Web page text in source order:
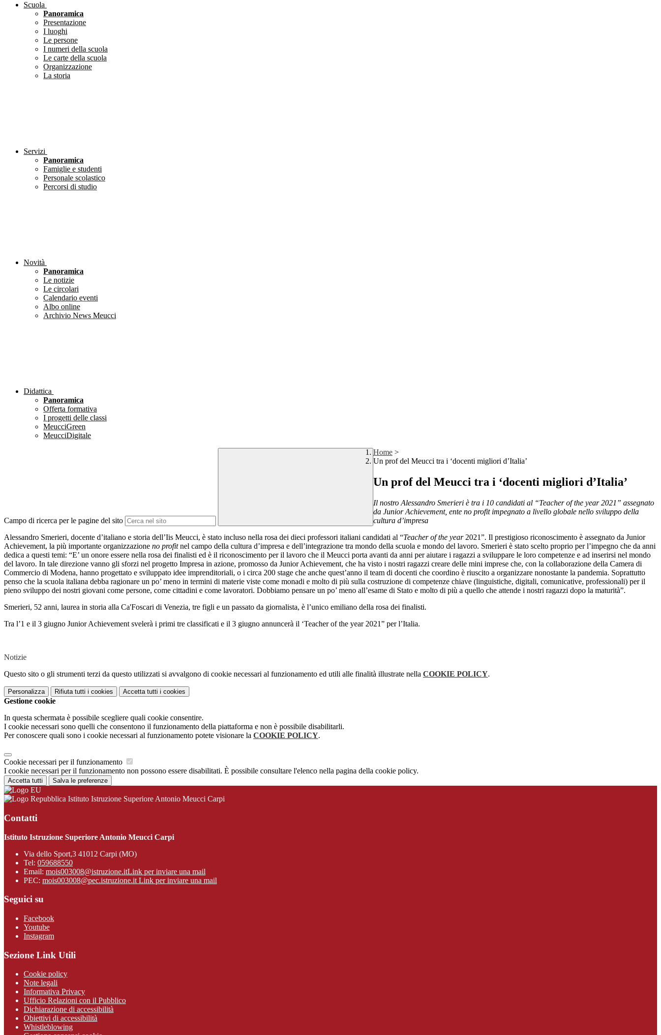
Scuola
Panoramica
Presentazione
I luoghi
Le persone
I numeri della scuola
Le carte della scuola
Organizzazione
La storia
Servizi
Panoramica
Famiglie e studenti
Personale scolastico
Percorsi di studio
Novità
Panoramica
Le notizie
Le circolari
Calendario eventi
Albo online
Archivio News Meucci
Didattica
Panoramica
Offerta formativa
I progetti delle classi
MeucciGreen
MeucciDigitale
Campo di ricerca per le pagine del sito
Home >
Un prof del Meucci tra i ‘docenti migliori d’Italia’
Un prof del Meucci tra i ‘docenti migliori d’Italia’
Il nostro Alessandro Smerieri è tra i 10 candidati al “Teacher of the year 2021” assegnato
da Junior Achievement, ente no profit impegnato a livello globale nello sviluppo della
cultura d’impresa
Alessandro Smerieri, docente d’italiano e storia dell’Iis Meucci, è stato incluso nella rosa dei dieci professori italiani candidati al “Teacher of the year 2021”. Il prestigioso riconoscimento è assegnato da Junior
Achievement, la più importante organizzazione no profit nel campo della cultura d’impresa e dell’integrazione tra mondo della scuola e mondo del lavoro. Smerieri è stato scelto proprio per l’impegno che da anni
dedica a questi temi: “E’ un onore essere nella rosa dei finalisti ed è il riconoscimento per il lavoro che il Meucci porta avanti da anni per aiutare i ragazzi a sviluppare le loro competenze e ad inserirsi nel mondo
del lavoro. In tale direzione vanno gli sforzi nel progetto Impresa in azione, promosso da Junior Achievement, che ha visto i nostri ragazzi creare delle mini imprese che, con la collaborazione della Camera di
Commercio di Modena, hanno progettato e sviluppato idee imprenditoriali, o i circa 200 stage che anche quest’anno il team di docenti che coordino è riuscito a organizzare nonostante la pandemia. Soprattutto
penso che la scuola italiana debba ragionare un po’ meno in termini di materie viste come monadi e molto di più sulla costruzione di competenze chiave (linguistiche, digitali, comunicative, professionali) per il
pieno sviluppo dei nostri giovani come persone, come cittadini e come lavoratori. Dobbiamo pensare un po’ meno all’esame di Stato e molto di più a quello che attende i nostri ragazzi dopo la maturità”.
Smerieri, 52 anni, laurea in storia alla Ca'Foscari di Venezia, tre figli e un passato da giornalista, è l’unico emiliano della rosa dei finalisti.
Tra l’1 e il 3 giugno Junior Achievement svelerà i primi tre classificati e il 3 giugno annuncerà il ‘Teacher of the year 2021” per l’Italia.
Notizie
Questo sito o gli strumenti terzi da questo utilizzati si avvalgono di cookie necessari al funzionamento ed utili alle finalità illustrate nella COOKIE POLICY.
Personalizza Rifiuta tutti i cookies Accetta tutti i cookies
Gestione cookie
In questa schermata è possibile scegliere quali cookie consentire.
I cookie necessari sono quelli che consentono il funzionamento della piattaforma e non è possibile disabilitarli.
Per conoscere quali sono i cookie necessari al funzionamento potete visionare la COOKIE POLICY.
Cookie necessari per il funzionamento
I cookie necessari per il funzionamento non possono essere disabilitati. È possibile consultare l'elenco nella pagina della cookie policy.
Accetta tutti Salva le preferenze
Istituto Istruzione Superiore Antonio Meucci Carpi
Contatti
Istituto Istruzione Superiore Antonio Meucci Carpi
Via dello Sport,3 41012 Carpi (MO)
Tel: 059688550
Email: mois003008@istruzione.itLink per inviare una mail
PEC: mois003008@pec.istruzione.it Link per inviare una mail
Seguici su
Facebook
Youtube
Instagram
Sezione Link Utili
Cookie policy
Note legali
Informativa Privacy
Ufficio Relazioni con il Pubblico
Dichiarazione di accessibilità
Obiettivi di accessibilità
Whistleblowing